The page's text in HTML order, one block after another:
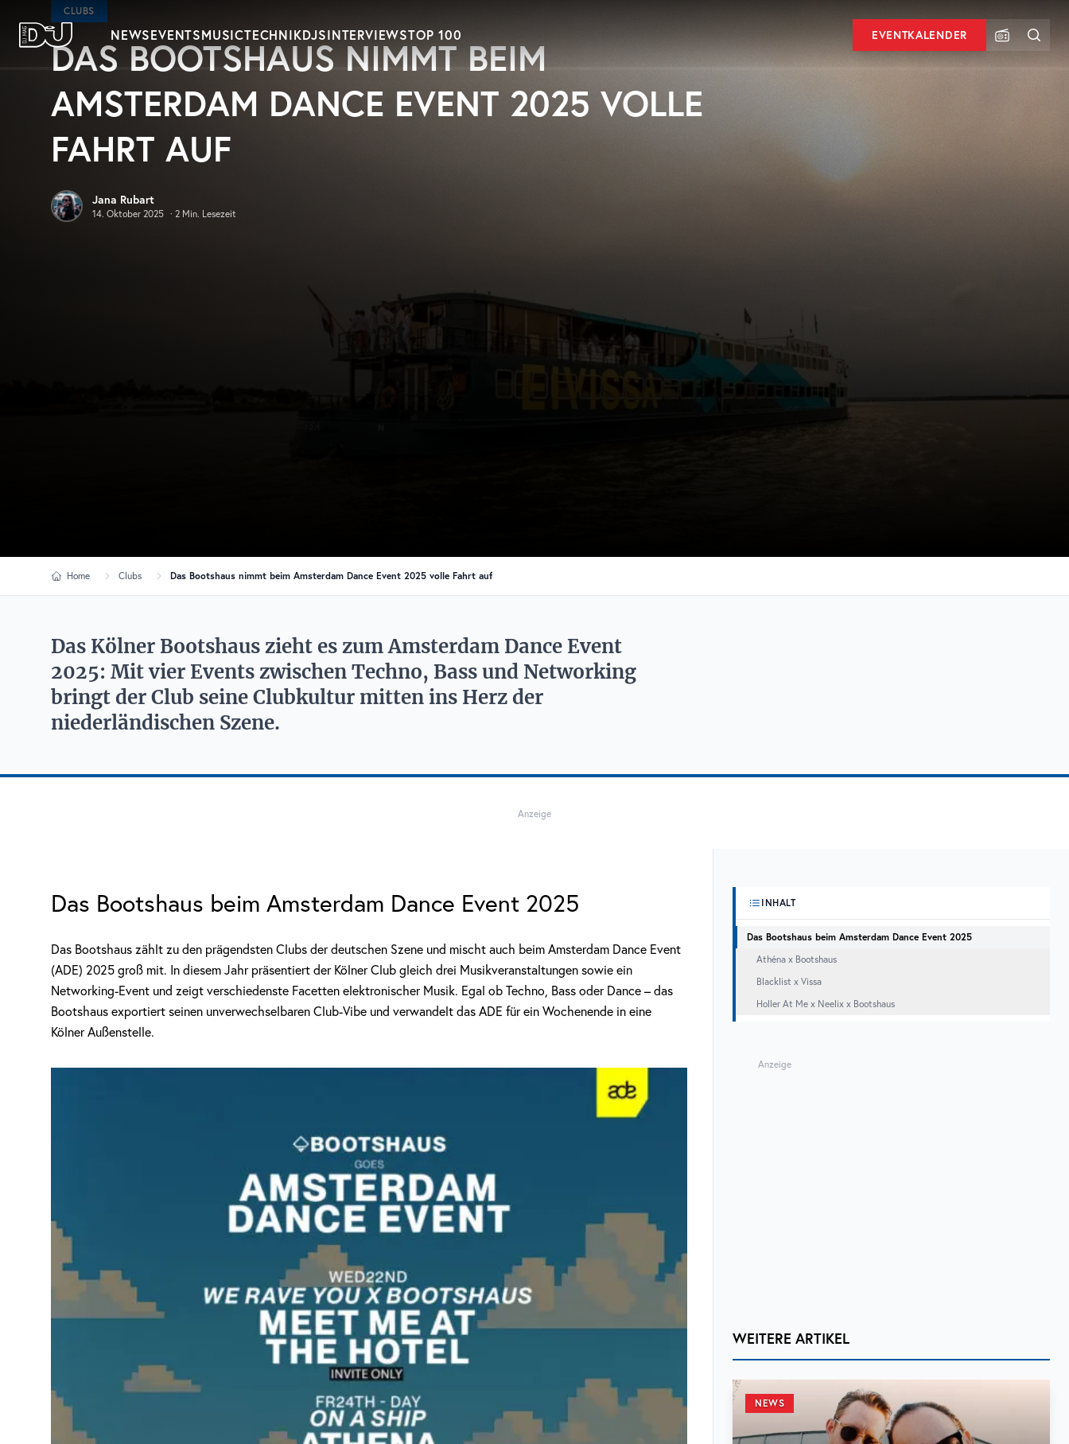
Zum Hauptinhalt springen
DJ Mag Germany
NEWSEVENTSMUSICTECHNIKDJSINTERVIEWSTOP 100 EVENTKALENDER
CLUBS
DAS BOOTSHAUS NIMMT BEIM
AMSTERDAM DANCE EVENT 2025 VOLLE
FAHRT AUF
Jana Rubart
14. Oktober 2025 · 2 Min. Lesezeit
Home Clubs Das Bootshaus nimmt beim Amsterdam Dance Event 2025 volle Fahrt auf
Das Kölner Bootshaus zieht es zum Amsterdam Dance Event
2025: Mit vier Events zwischen Techno, Bass und Networking
bringt der Club seine Clubkultur mitten ins Herz der
niederländischen Szene.
Anzeige
Das Bootshaus beim Amsterdam Dance Event 2025
Das Bootshaus zählt zu den prägendsten Clubs der deutschen Szene und mischt auch beim Amsterdam Dance Event
(ADE) 2025 groß mit. In diesem Jahr präsentiert der Kölner Club gleich drei Musikveranstaltungen sowie ein
Networking-Event und zeigt verschiedenste Facetten elektronischer Musik. Egal ob Techno, Bass oder Dance – das
Bootshaus exportiert seinen unverwechselbaren Club-Vibe und verwandelt das ADE für ein Wochenende in eine
Kölner Außenstelle.
INHALT
Das Bootshaus beim Amsterdam Dance Event 2025
Athéna x Bootshaus
Blacklist x Vissa
Holler At Me x Neelix x Bootshaus
Anzeige
WEITERE ARTIKEL
NEWS